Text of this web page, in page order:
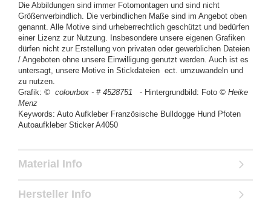
Die Abbildungen sind immer Fotomontagen und sind nicht
Größenverbindlich. Die verbindlichen Maße sind im Angebot oben
genannt. Alle Motive sind urheberrechtlich geschützt und bedürfen
einer Lizenz zur Nutzung. Insbesondere unsere eigenen Grafiken
dürfen nicht zur Erstellung von privaten oder gewerblichen Dateien
/ Angeboten ohne unsere Einwilligung genutzt werden. Auch ist es
untersagt, unsere Motive in Stickdateien ect. umzuwandeln und
zu nutzen.
Grafik: © colourbox - # 4528751 - Hintergrundbild: Foto © Heike
Menz
Keywords: Auto Aufkleber Französische Bulldogge Hund Pfoten
Autoaufkleber Sticker A4050
Material Info
Hersteller Info